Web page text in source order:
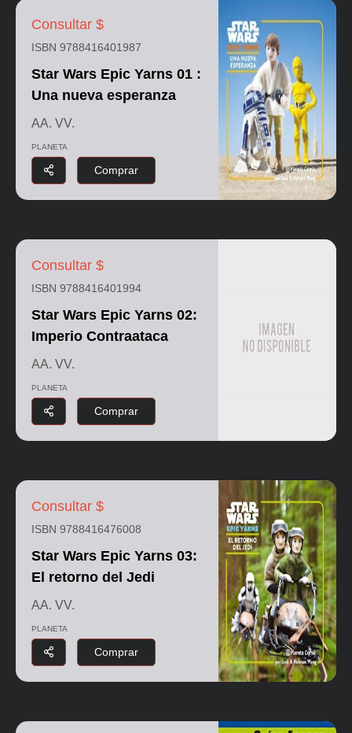
Consultar $
ISBN 9788416401987
Star Wars Epic Yarns 01 :
Una nueva esperanza
AA. VV.
PLANETA
Comprar
Consultar $
ISBN 9788416401994
Star Wars Epic Yarns 02:
Imperio Contraataca
AA. VV.
PLANETA
Comprar
Consultar $
ISBN 9788416476008
Star Wars Epic Yarns 03:
El retorno del Jedi
AA. VV.
PLANETA
Comprar